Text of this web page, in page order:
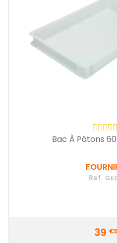
Bac À Pâtons
Ref.
39